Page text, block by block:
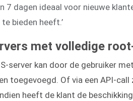
7 dagen ideaal voor nieuwe
bieden heeft.’
met volledige
server kan door de gebruiker
toegevoegd. Of via een API-
heeft de klant de